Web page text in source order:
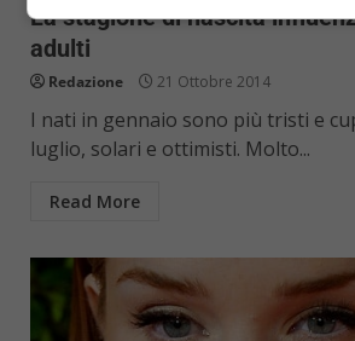
La stagione di nascita
adulti
Redazione 21 Ottobre 2014
I nati in gennaio sono più tristi e
luglio, solari e ottimisti. Molto...
Read More